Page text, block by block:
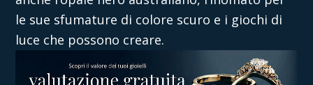
le sue sfumature di colore scuro e i giochi di
luce che possono creare.